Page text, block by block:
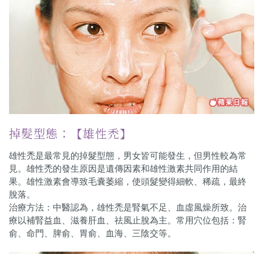
掉髮型態：【雄性禿】
雄性禿是最常見的掉髮型態，男女皆可能發生，但男性較為常
見。雄性禿的發生原因是遺傳因素和雄性激素共同作用的結
果。雄性激素會導致毛囊萎縮，使頭髮變得細軟、稀疏，最終
脫落。
治療方法：中醫認為，雄性禿是腎氣不足、血虛風燥所致。治
療以補腎益血、滋養肝血、祛風止脫為主。常用穴位包括：腎
俞、命門、脾俞、胃俞、血海、三陰交等。